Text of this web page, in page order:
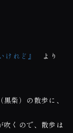
けれど』 より
柴）の散歩に、
吹くので、散歩は